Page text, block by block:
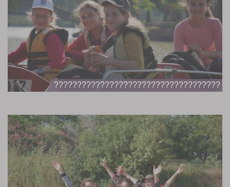
????????????????????????????????????